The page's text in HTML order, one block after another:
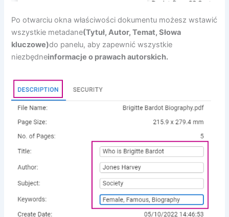
Po otwarciu okna właściwości dokumentu możesz wstawić
wszystkie metadane(Tytuł, Autor, Temat, Słowa
kluczowe)do panelu, aby zapewnić wszystkie
niezbędneinformacje o prawach autorskich.